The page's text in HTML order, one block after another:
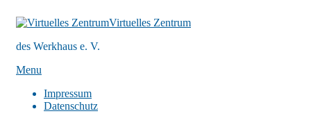
Virtuelles Zentrum
des Werkhaus e. V.
Skip
content
Menu
Impressum
Datenschutz